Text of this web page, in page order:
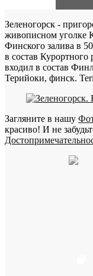
Зеленогорск -
живописном уголке
Финского залива в
в состав
входил в состав
Терийоки, финск.
Загляните в нашу
красиво! И не